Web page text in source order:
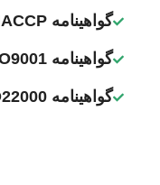
گواهینامه HACCP
گواهینامه ISO9001
گواهینامه ISO22000